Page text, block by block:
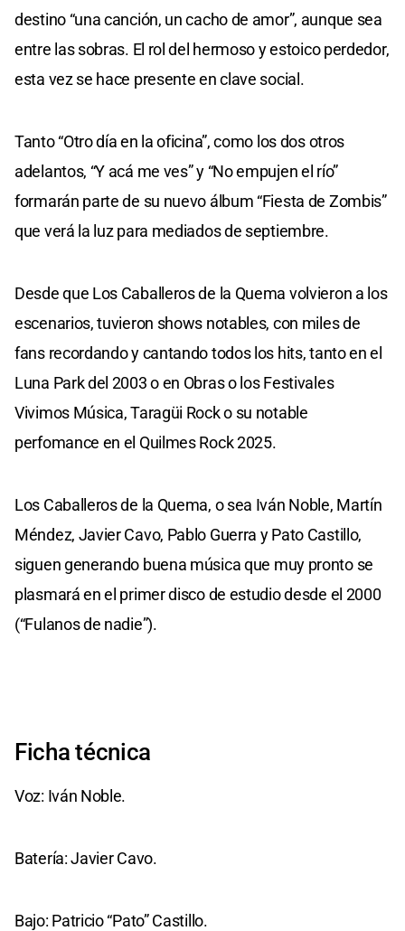
destino “una canción, un cacho de amor”, aunque sea
entre las sobras. El rol del hermoso y estoico perdedor,
esta vez se hace presente en clave social.
Tanto “Otro día en la oficina”, como los dos otros
adelantos, “Y acá me ves” y “No empujen el río”
formarán parte de su nuevo álbum “Fiesta de Zombis”
que verá la luz para mediados de septiembre.
Desde que Los Caballeros de la Quema volvieron a los
escenarios, tuvieron shows notables, con miles de
fans recordando y cantando todos los hits, tanto en el
Luna Park del 2003 o en Obras o los Festivales
Vivimos Música, Taragüi Rock o su notable
perfomance en el Quilmes Rock 2025.
Los Caballeros de la Quema, o sea Iván Noble, Martín
Méndez, Javier Cavo, Pablo Guerra y Pato Castillo,
siguen generando buena música que muy pronto se
plasmará en el primer disco de estudio desde el 2000
(“Fulanos de nadie”).
Ficha técnica
Voz: Iván Noble.
Batería: Javier Cavo.
Bajo: Patricio “Pato” Castillo.